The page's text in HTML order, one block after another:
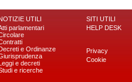
UTILI
parlamentari
e Ordinanze
e decreti
e ricerche
SITI UTILI
HELP DESK
Privacy
Cookie